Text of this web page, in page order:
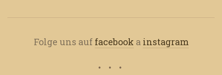
Folge uns auf facebook a instagram